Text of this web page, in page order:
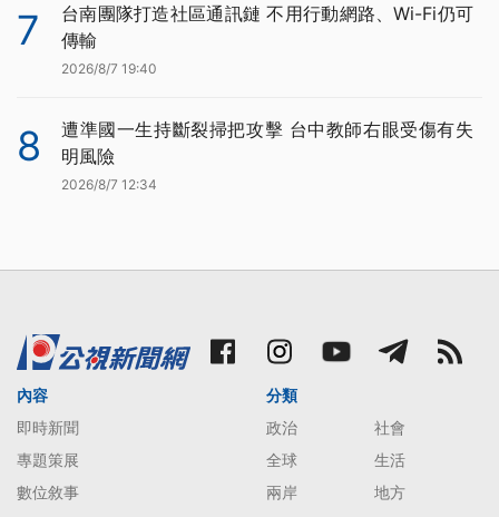
7
台南團隊打造社區通訊鏈 不用行動網路、Wi-Fi仍可
傳輸
2026/8/7 19:40
8
遭準國一生持斷裂掃把攻擊 台中教師右眼受傷有失
明風險
2026/8/7 12:34
內容
即時新聞
專題策展
數位敘事
分類
政治
社會
全球
生活
兩岸
地方